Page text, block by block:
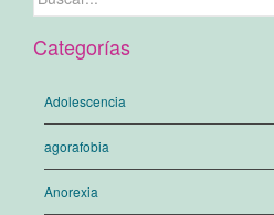
Categorías
Adolescencia
agorafobia
Anorexia